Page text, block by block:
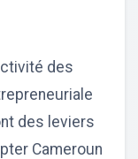
des
des leviers
Cameroun